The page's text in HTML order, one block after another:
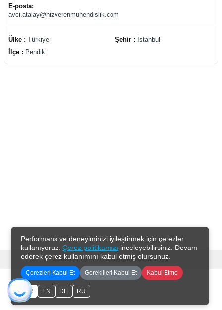
Performans ve deneyiminizi iyileştirmek için çerezler
kullanıyoruz.Çerez politikamızı inceleyebilirsiniz. Devam
ederek çerez kullanımını kabul etmiş olursunuz.
Çerezleri Kabul Et Gereklileri Kabul Et Kabul Etme
TR EN DE RU
E-posta:
avci.atalay@hizverenmuhendislik.com
Ülke : Türkiye Şehir : İstanbul
İlçe : Pendik
T-SoftE-TicaretSistemleriyle Hazırlanmıştır.